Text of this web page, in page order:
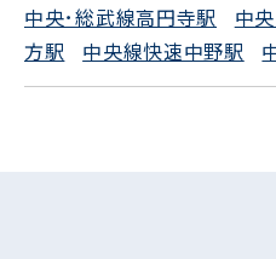
フォーム
中央･総武線高円寺駅
中
方駅
中央線快速中野駅